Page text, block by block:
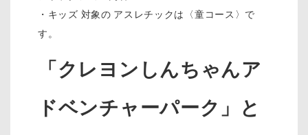
・キッズ 対象の アスレチックは〈童コース〉で
す。
「クレヨンしんちゃんア
ドベンチャーパーク」と